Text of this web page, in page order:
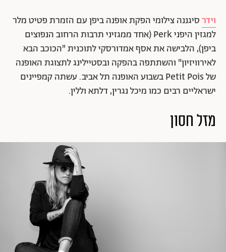
וידרסיגננהצילומי הפקת אופנה ביפן עם הזמרת פטיט מלר
למגזין היפני Perk (אחד ממגזיני תרבות הרחוב הנפוצים
ביפן), הלבישה את אסף אמדורסקי לתוכנית "הכוכב הבא
לאירוויזיון" והשתתפה בהפקה ובסטיילינג לתצוגת האופנה
של Petit Pois בשבוע האופנה תל אביב. עשתה קמפיינים
ישראליים רבים כמו מיכל נגרין, דלתא וללין.
מזל חסון